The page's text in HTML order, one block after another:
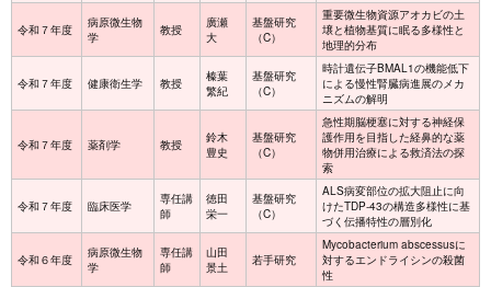
令和７年度
病原微生物
学
教授
廣瀬
大
基盤研究
（C）
重要微生物資源アオカビの土
壌と植物基質に眠る多様性と
地理的分布
令和７年度 健康衛生学 教授
榛葉
繁紀
基盤研究
（C）
時計遺伝子BMAL1の機能低下
による慢性腎臓病進展のメカ
ニズムの解明
令和７年度 薬剤学 教授
鈴木
豊史
基盤研究
（C）
急性期脳梗塞に対する神経保
護作用を目指した経鼻的な薬
物併用治療による救済法の探
索
令和７年度 臨床医学
専任講
師
徳田
栄一
基盤研究
（C）
ALS病変部位の拡大阻止に向
けたTDP-43の構造多様性に基
づく伝播特性の層別化
令和６年度
病原微生物
学
専任講
師
山田
景土
若手研究
Mycobacterium abscessusに
対するエンドライシンの殺菌
性